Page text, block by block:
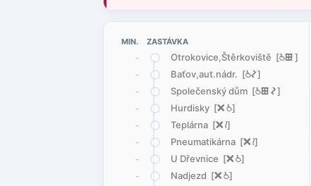
MIN. ZASTÁVKA
-
Otrokovice,Štěrkoviště [@æ]
- Baťov,aut.nádr. [@ó]
- Společenský dům [@æó]
- Hurdisky [ë@]
- Teplárna [ë<]
- Pneumatikárna [ë<]
- U Dřevnice [ë@]
- Nadjezd [ë@]